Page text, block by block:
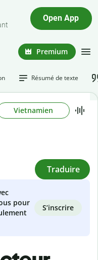
Open App
Premium
Résumé de texte
Vietnamien
Traduire
pour
S’inscrire